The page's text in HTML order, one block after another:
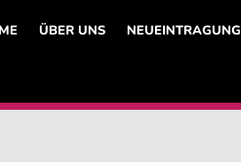
ÜBER UNS NEUEINTRAGUNG